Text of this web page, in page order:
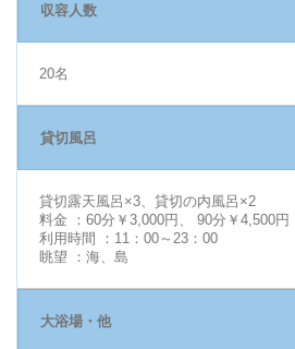
収容人数
20名
貸切風呂
貸切露天風呂×3、貸切の内風呂×2
料金 ： 60分￥3,000円、 90分￥4,500円
利用時間 ：11：00～23：00
眺望 ：海、島
大浴場・他